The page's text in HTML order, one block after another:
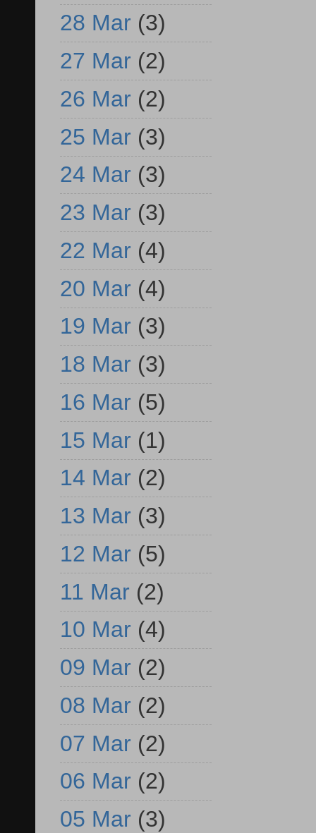
28 Mar (3)
27 Mar (2)
26 Mar (2)
25 Mar (3)
24 Mar (3)
23 Mar (3)
22 Mar (4)
20 Mar (4)
19 Mar (3)
18 Mar (3)
16 Mar (5)
15 Mar (1)
14 Mar (2)
13 Mar (3)
12 Mar (5)
11 Mar (2)
10 Mar (4)
09 Mar (2)
08 Mar (2)
07 Mar (2)
06 Mar (2)
05 Mar (3)